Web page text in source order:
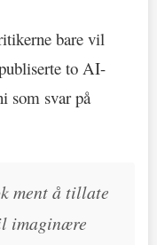
bare vil
to AI-
som svar på
ment å tillate
imaginære